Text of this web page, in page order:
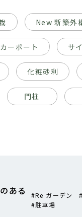
New 新築外
カーポート サ
化粧砂利
門柱
ある
Re ガーデン
駐車場